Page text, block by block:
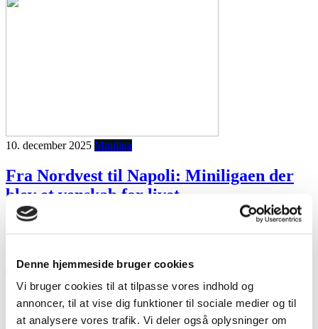
Denne hjemmeside bruger cookies
Vi bruger cookies til at tilpasse vores indhold og
annoncer, til at vise dig funktioner til sociale medier og til
at analysere vores trafik. Vi deler også oplysninger om
10. december 2025 Miniliga
Fra Nordvest til Napoli: Miniligaen der
blev et venskab for livet
Historien om, hvordan ni fodboldkammerater gik fra
omklædningsrummet til vinterbadere, stadion-hoppere og rigtig gode